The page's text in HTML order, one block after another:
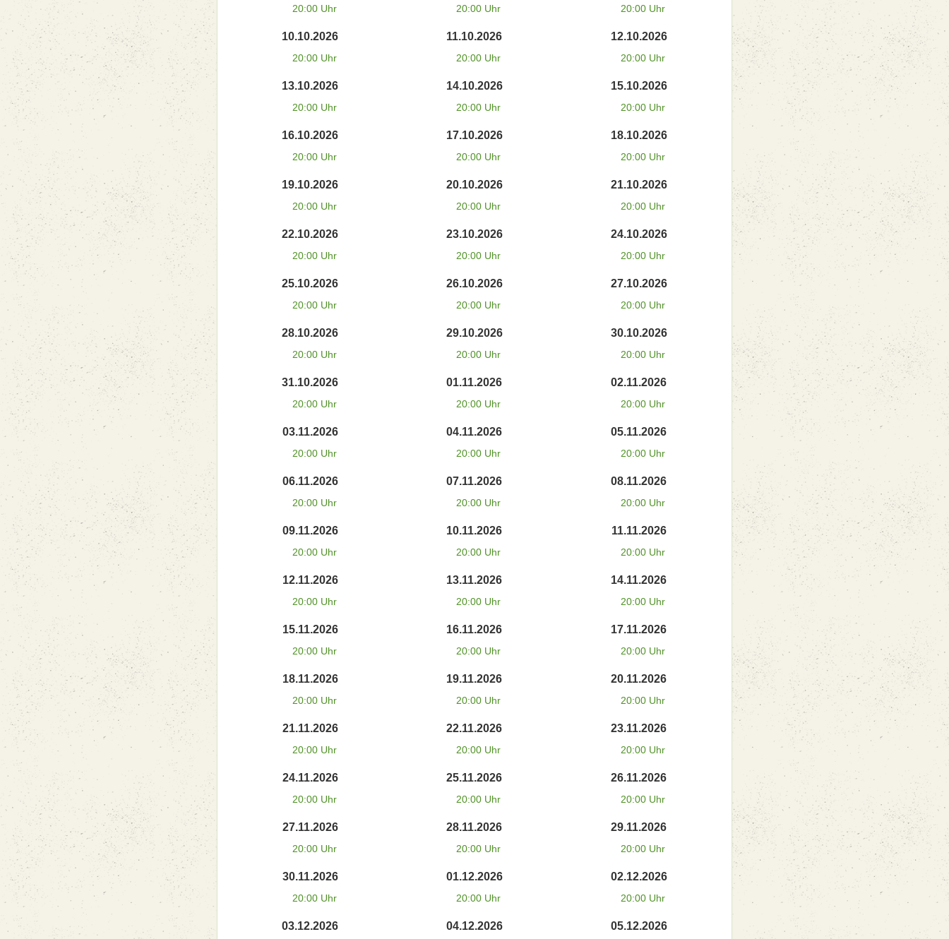
20:00 Uhr 20:00 Uhr 20:00 Uhr
10.10.2026
20:00 Uhr
11.10.2026
20:00 Uhr
12.10.2026
20:00 Uhr
13.10.2026
20:00 Uhr
14.10.2026
20:00 Uhr
15.10.2026
20:00 Uhr
16.10.2026
20:00 Uhr
17.10.2026
20:00 Uhr
18.10.2026
20:00 Uhr
19.10.2026
20:00 Uhr
20.10.2026
20:00 Uhr
21.10.2026
20:00 Uhr
22.10.2026
20:00 Uhr
23.10.2026
20:00 Uhr
24.10.2026
20:00 Uhr
25.10.2026
20:00 Uhr
26.10.2026
20:00 Uhr
27.10.2026
20:00 Uhr
28.10.2026
20:00 Uhr
29.10.2026
20:00 Uhr
30.10.2026
20:00 Uhr
31.10.2026
20:00 Uhr
01.11.2026
20:00 Uhr
02.11.2026
20:00 Uhr
03.11.2026
20:00 Uhr
04.11.2026
20:00 Uhr
05.11.2026
20:00 Uhr
06.11.2026
20:00 Uhr
07.11.2026
20:00 Uhr
08.11.2026
20:00 Uhr
09.11.2026
20:00 Uhr
10.11.2026
20:00 Uhr
11.11.2026
20:00 Uhr
12.11.2026
20:00 Uhr
13.11.2026
20:00 Uhr
14.11.2026
20:00 Uhr
15.11.2026
20:00 Uhr
16.11.2026
20:00 Uhr
17.11.2026
20:00 Uhr
18.11.2026
20:00 Uhr
19.11.2026
20:00 Uhr
20.11.2026
20:00 Uhr
21.11.2026
20:00 Uhr
22.11.2026
20:00 Uhr
23.11.2026
20:00 Uhr
24.11.2026
20:00 Uhr
25.11.2026
20:00 Uhr
26.11.2026
20:00 Uhr
27.11.2026
20:00 Uhr
28.11.2026
20:00 Uhr
29.11.2026
20:00 Uhr
30.11.2026
20:00 Uhr
01.12.2026
20:00 Uhr
02.12.2026
20:00 Uhr
03.12.2026 04.12.2026 05.12.2026